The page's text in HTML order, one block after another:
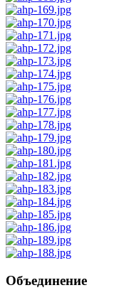
Объединение